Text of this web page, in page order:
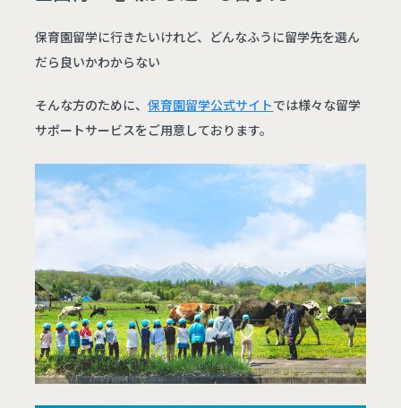
保育園留学に行きたいけれど、どんなふうに留学先を選ん
だら良いかわからない
そんな方のために、保育園留学公式サイトでは様々な留学
サポートサービスをご用意しております。